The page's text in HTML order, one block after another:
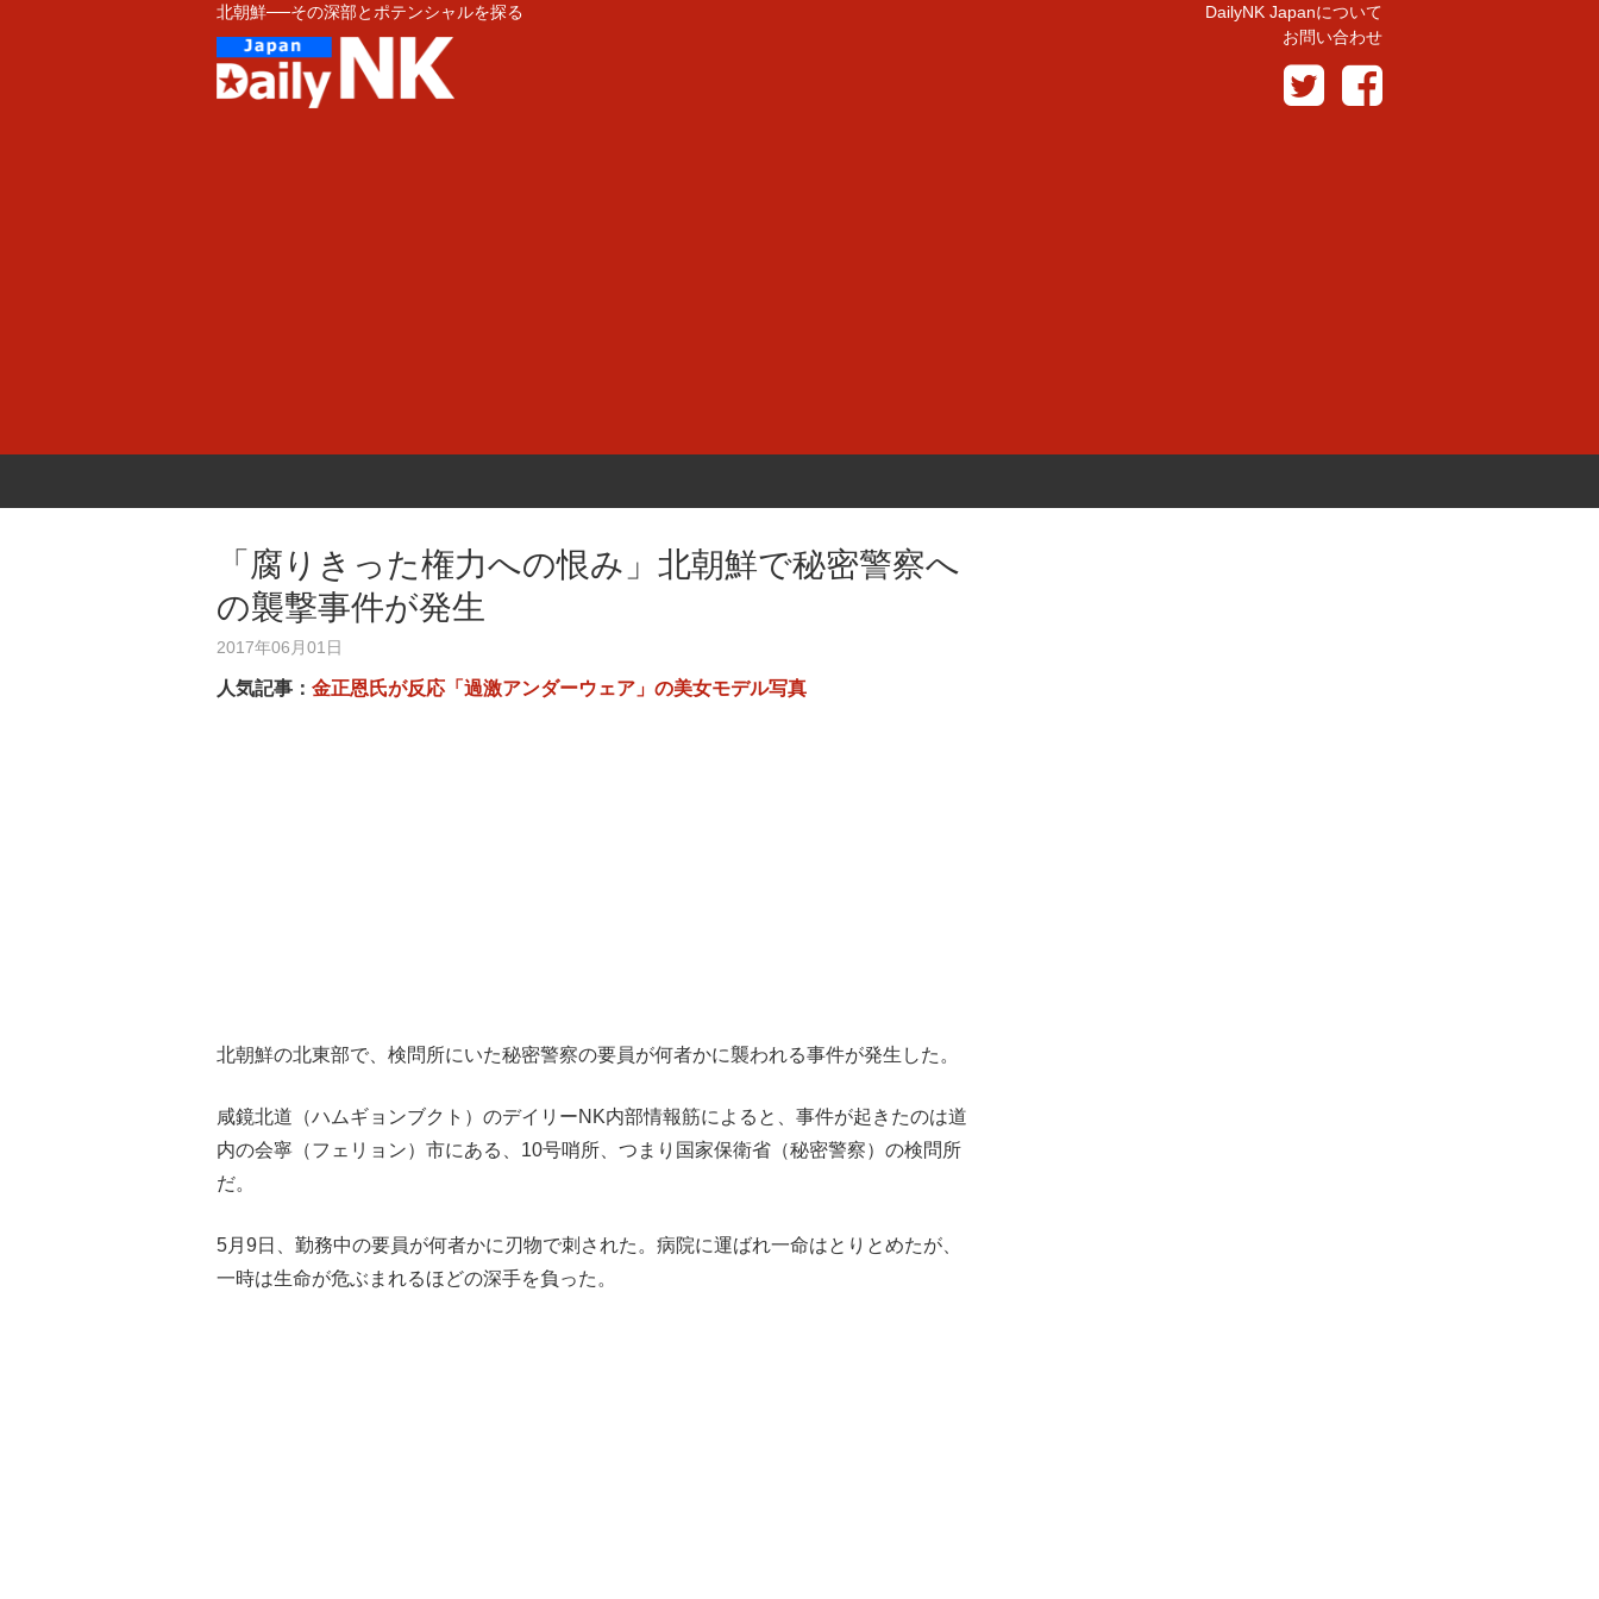
北朝鮮──その深部とポテンシャルを探る
DailyNK Japanについて
お問い合わせ
「腐りきった権力への恨み」北朝鮮で秘密警察へ
の襲撃事件が発生
2017年06月01日
人気記事： 金正恩氏が反応「過激アンダーウェア」の美女モデル写真
北朝鮮の北東部で、検問所にいた秘密警察の要員が何者かに襲われる事件が発生した。
咸鏡北道（ハムギョンブクト）のデイリーNK内部情報筋によると、事件が起きたのは道
内の会寧（フェリョン）市にある、10号哨所、つまり国家保衛省（秘密警察）の検問所
だ。
5月9日、勤務中の要員が何者かに刃物で刺された。病院に運ばれ一命はとりとめたが、
一時は生命が危ぶまれるほどの深手を負った。